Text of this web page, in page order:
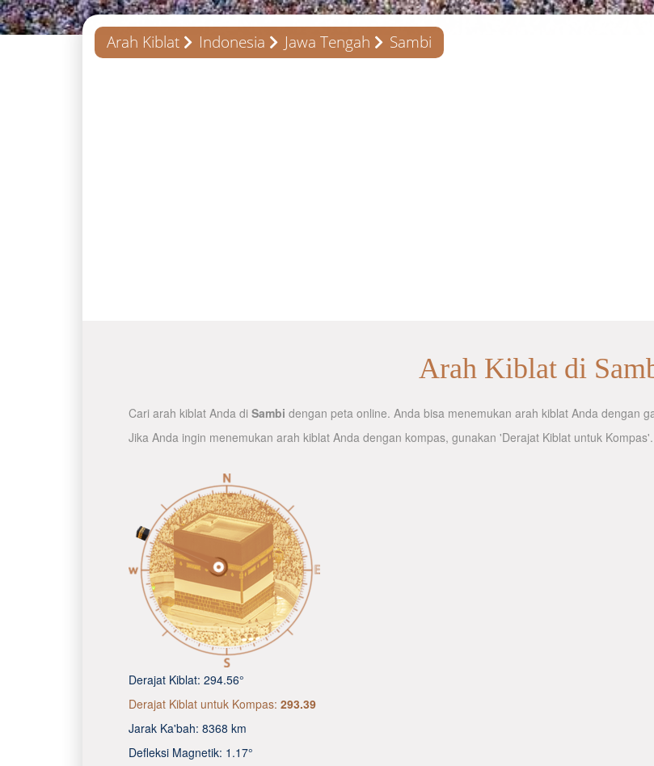
Arah Kiblat Indonesia Jawa Tengah Sambi
Arah Kiblat di
Cari arah kiblat Anda di Sambi dengan peta online. Anda bisa menemukan arah kiblat Anda dengan
Jika Anda ingin menemukan arah kiblat Anda dengan kompas, gunakan 'Derajat Kiblat untuk Kompas'.
Derajat Kiblat: 294.56°
Derajat Kiblat untuk Kompas: 293.39
Jarak Ka'bah: 8368 km
Defleksi Magnetik: 1.17°